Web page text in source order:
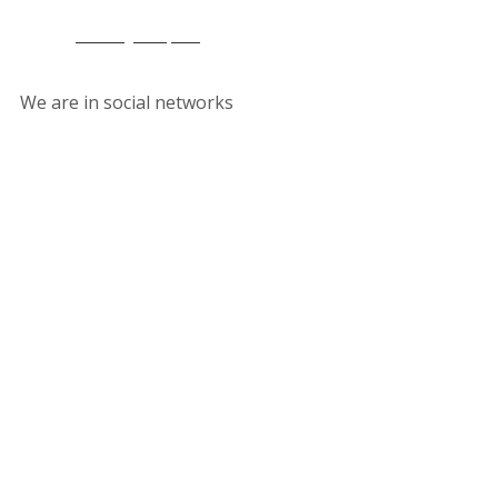
We are in social networks